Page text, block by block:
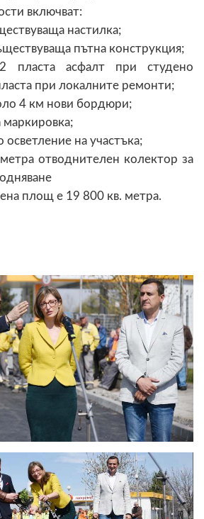
включват:
настилка;
пътна конструкция;
пласта асфалт при студено
при локалните ремонти;
4 км нови бордюри;
осветление на участъка;
отводнителен колектор за
площ е 19 800 кв. метра.